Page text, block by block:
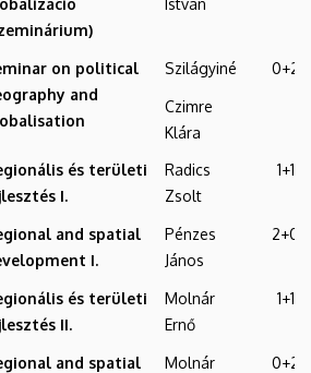
István
on political
and
Szilágyiné
Czimre
Klára
0+2
és területi
I.
Radics
Zsolt
1+1
and spatial
I.
Pénzes
János
2+0
és területi
II.
Molnár
Ernő
1+1
and spatial
Molnár
0+2